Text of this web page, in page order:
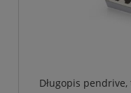
Długopis pendrive,